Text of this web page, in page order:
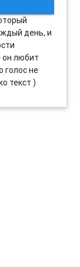
день, и
он любит
голос не
текст )